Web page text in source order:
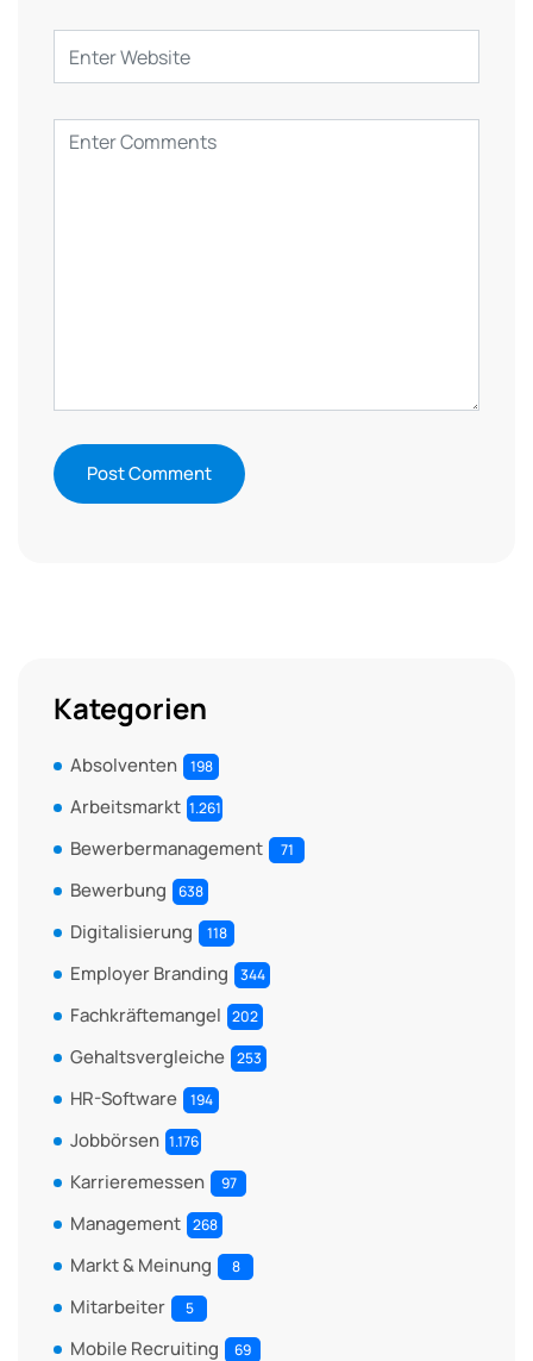
Kategorien
Absolventen 198
Arbeitsmarkt 1.261
Bewerbermanagement 71
Bewerbung 638
Digitalisierung 118
Employer Branding 344
Fachkräftemangel 202
Gehaltsvergleiche 253
HR-Software 194
Jobbörsen 1.176
Karrieremessen 97
Management 268
Markt & Meinung 8
Mitarbeiter 5
Mobile Recruiting 69